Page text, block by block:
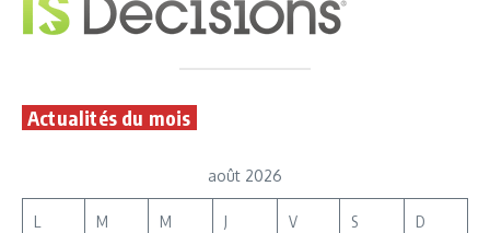
Actualités du mois
août 2026
L M M J V S D